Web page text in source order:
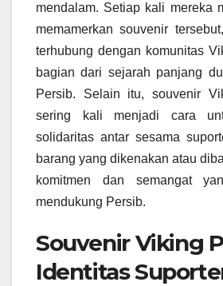
mendalam. Setiap kali mereka
memamerkan souvenir
terhubung dengan komunitas
bagian dari sejarah panjang
Persib. Selain itu, souvenir
sering kali menjadi cara
solidaritas antar sesama
barang yang dikenakan atau
komitmen dan semangat
mendukung Persib.
Souvenir Viking
Identitas